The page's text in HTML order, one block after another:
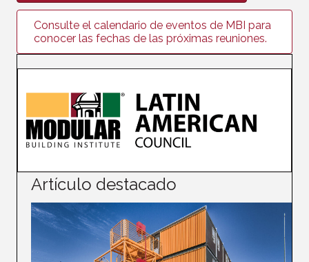
Consulte el calendario de eventos de MBI para
conocer las fechas de las próximas reuniones.
Artículo destacado